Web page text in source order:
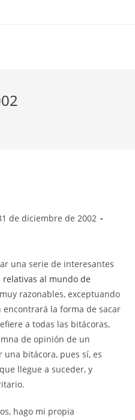
de diciembre de 2002
una serie de interesantes
relativas al mundo de
razonables, exceptuando
la forma de sacar
a todas las bitácoras,
de opinión de un
bitácora, pues sí, es
llegue a suceder, y
hago mi propia